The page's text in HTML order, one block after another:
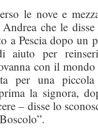
le nove e
che le
a Pescia dopo un
aiuto per
con il
per una
la signora,
– disse lo